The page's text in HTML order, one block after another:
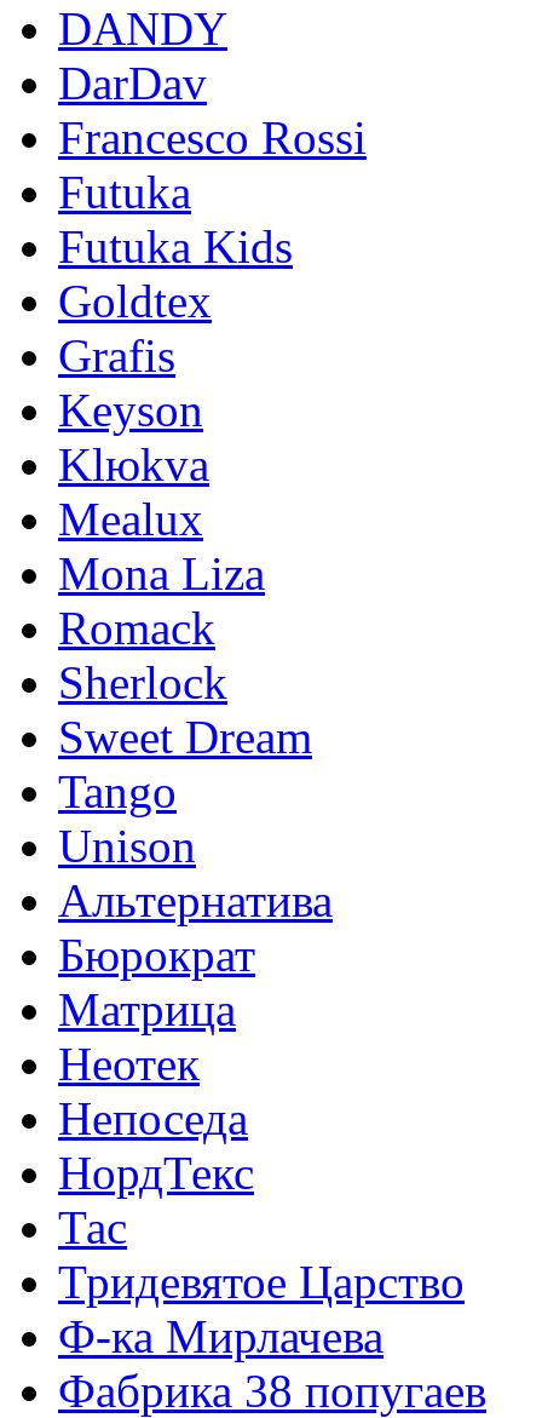
DANDY
DarDav
Francesco Rossi
Futuka
Futuka Kids
Goldtex
Grafis
Keyson
Klюkva
Mealux
Mona Liza
Romack
Sherlock
Sweet Dream
Tango
Unison
Альтернатива
Бюрократ
Матрица
Неотек
Непоседа
НордТекс
Тас
Тридевятое Царство
Ф-ка Мирлачева
Фабрика 38 попугаев